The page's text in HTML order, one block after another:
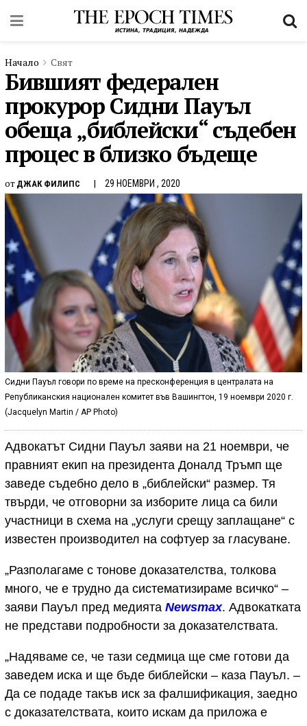
Начало Свят
Бившият федерален
прокурор Сидни Пауъл
обеща „библейски“ съдебен
процес в близко бъдеще
от ДЖАК ФИЛИПС 29 НОЕМВРИ , 2020
Сидни Пауъл говори по време на пресконференция в централата на
Републиканския национален комитет във Вашингтон, 19 ноември 2020 г.
(Jacquelyn Martin / AP Photo)
Адвокатът Сидни Пауъл заяви на 21 ноември, че
правният екип на президента Доналд Тръмп ще
заведe съдебно дело в „библейски“ размер. Тя
твърди, че отговорни за изборите лица са били
участници в схема на „услуги срещу заплащане“ с
известен производител на софтуер за гласуване.
„Разполагаме с тонове доказателства, толкова
много, че е трудно да систематизираме всичко“ –
заяви Пауъл пред медията Newsmax. Адвокатката
не представи подробности за доказателствата.
„Надяваме се, че тази седмица ще сме готови да
заведем иска и ще бъде библейски – каза Пауъл. –
Да се подаде такъв иск за фалшификация, заедно
с доказателствата, които искам да приложа е